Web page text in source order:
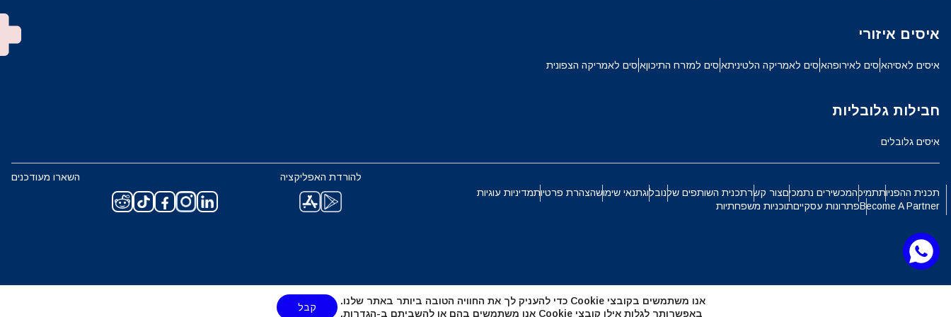
איסים איזורי
איסים לאסיהאיסים לאירופהאיסים לאמריקה הלטיניתאיסים למזרח התיכוןאיסים לאמריקה הצפונית
חבילות גלובליות
איסים גלובלים
תכנית ההפניותתמיכהמכשירים נתמכיםצור קשרתכנית השותפים שלנובלוגתנאי שימושהצהרת פרטיותמדיניות עוגיות
Become A Partnerפתרונות עסקייםתוכניות משפחתיות
להורדת האפליקציה השארו מעודכנים
简体中文
繁體中文
CAD - דולר קנדי
CHF - פרנק שוויצרי NZD - דולר ניו זילנדי
אנו משתמשים בקובצי Cookie כדי להעניק לך את החוויה הטובה ביותר באתר שלנו.
באפשרותך לגלות אילו קובצי Cookie אנו משתמשים בהם או להשביתם ב-
הגדרות.
קבל